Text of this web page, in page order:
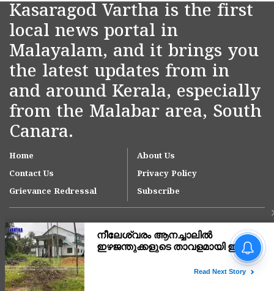
Kasaragod Vartha is the first
local news portal in
Malayalam, and it brings you
the latest updates from in
and around Kerala, especially
from the Malabar area, South
Canara.
Home
About Us
Contact Us
Privacy Policy
Grievance Redressal
Subscribe
Copyright © 2007-
ഓണക്കാലത്ത് 1,65,000
മെട്രിക് ടൺ അരി